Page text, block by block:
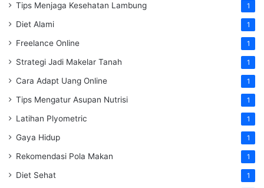
Tips Menjaga Kesehatan Lambung 1
Diet Alami 1
Freelance Online 1
Strategi Jadi Makelar Tanah 1
Cara Adapt Uang Online 1
Tips Mengatur Asupan Nutrisi 1
Latihan Plyometric 1
Gaya Hidup 1
Rekomendasi Pola Makan 1
Diet Sehat 1